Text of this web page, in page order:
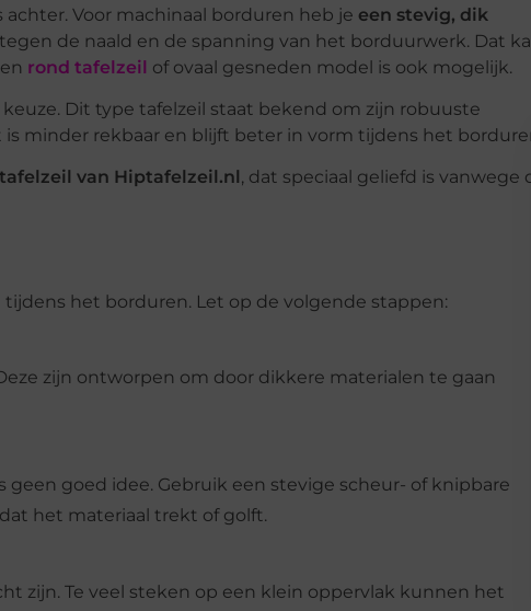
Voor machinaal borduren heb je een stevig, dik
de naald en de spanning van het borduurwerk. Dat
rond tafelzeil of ovaal gesneden model is ook mogelijk.
Dit type tafelzeil staat bekend om zijn robuuste
minder rekbaar en blijft beter in vorm tijdens het
van Hiptafelzeil.nl , dat speciaal geliefd is vanwege
het borduren. Let op de volgende stappen:
zijn ontworpen om door dikkere materialen te gaan
goed idee. Gebruik een stevige scheur- of knipbare
het materiaal trekt of golft.
zijn. Te veel steken op een klein oppervlak kunnen het